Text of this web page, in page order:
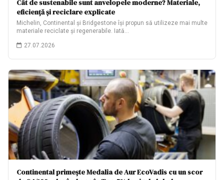
Cât de sustenabile sunt anvelopele moderne? Materiale,
eficiență și reciclare explicate
Michelin, Continental și Bridgestone își propun să utilizeze mai multe
materiale reciclate și regenerabile. Iată…
27.07.2026
Continental primește Medalia de Aur EcoVadis cu un scor